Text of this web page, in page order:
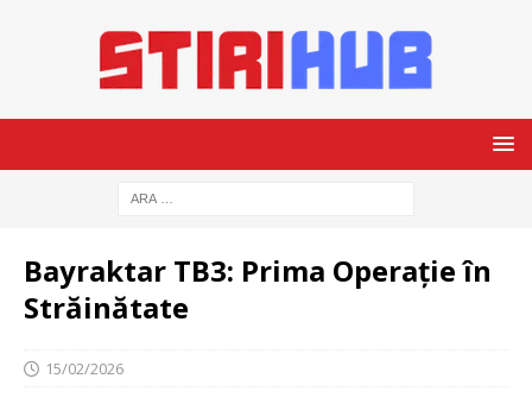
Bayraktar TB3: Prima Operație în
Străinătate
15/02/2026